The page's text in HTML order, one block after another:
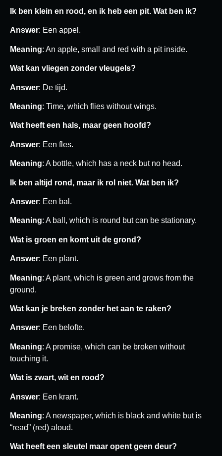
Ik ben klein en rood, en ik heb een pit. Wat ben ik?
Answer: Een appel.
Meaning: An apple, small and red with a pit inside.
Wat kan vliegen zonder vleugels?
Answer: De tijd.
Meaning: Time, which flies without wings.
Wat heeft een hals, maar geen hoofd?
Answer: Een fles.
Meaning: A bottle, which has a neck but no head.
Ik ben altijd rond, maar ik rol niet. Wat ben ik?
Answer: Een bal.
Meaning: A ball, which is round but can be stationary.
Wat is groen en komt uit de grond?
Answer: Een plant.
Meaning: A plant, which is green and grows from the
ground.
Wat kan je breken zonder het aan te raken?
Answer: Een belofte.
Meaning: A promise, which can be broken without
touching it.
Wat is zwart, wit en rood?
Answer: Een krant.
Meaning: A newspaper, which is black and white but is
“read” (red) aloud.
Wat heeft een sleutel maar opent geen deur?